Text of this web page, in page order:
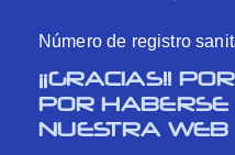
Número de registro
¡¡GRACIAS!!
POR
NUESTRA WEB